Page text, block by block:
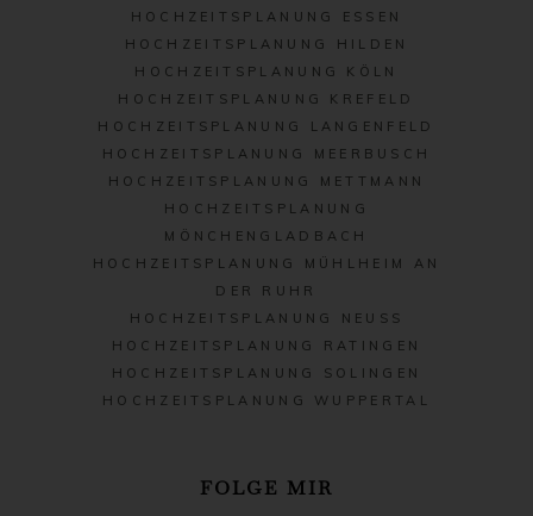
HOCHZEITSPLANUNG ESSEN
HOCHZEITSPLANUNG HILDEN
HOCHZEITSPLANUNG KÖLN
HOCHZEITSPLANUNG KREFELD
HOCHZEITSPLANUNG LANGENFELD
HOCHZEITSPLANUNG MEERBUSCH
HOCHZEITSPLANUNG METTMANN
HOCHZEITSPLANUNG
MÖNCHENGLADBACH
HOCHZEITSPLANUNG MÜHLHEIM AN
DER RUHR
HOCHZEITSPLANUNG NEUSS
HOCHZEITSPLANUNG RATINGEN
HOCHZEITSPLANUNG SOLINGEN
HOCHZEITSPLANUNG WUPPERTAL
FOLGE MIR